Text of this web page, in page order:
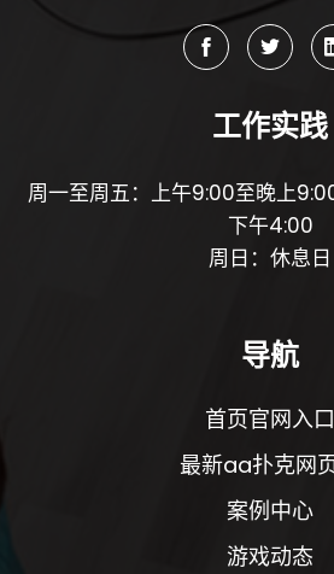
工作实践
周一至周五：上午9:00至晚上
下午4:00
周日：休息日
导航
首页官网入口
最新aa扑克网
案例中心
游戏动态